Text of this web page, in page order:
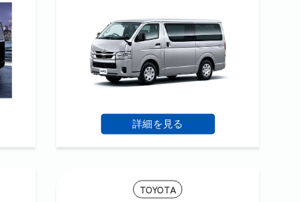
詳細を見る
TOYOTA